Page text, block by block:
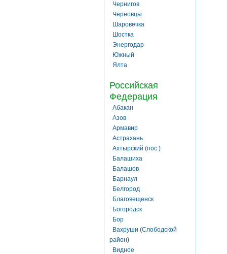
Чернигов
Черновцы
Шаровечка
Шостка
Энергодар
Южный
Ялта
Российская
Федерация
Абакан
Азов
Армавир
Астрахань
Ахтырский (пос.)
Балашиха
Балашов
Барнаул
Белгород
Благовещенск
Богородск
Бор
Вахруши (Слободской
район)
Видное